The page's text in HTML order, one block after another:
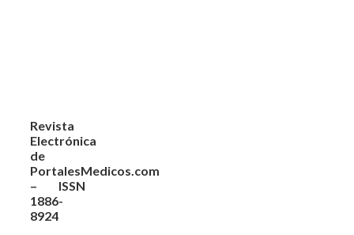
Revista
Electrónica
de
PortalesMedicos.com
– ISSN
1886-
8924